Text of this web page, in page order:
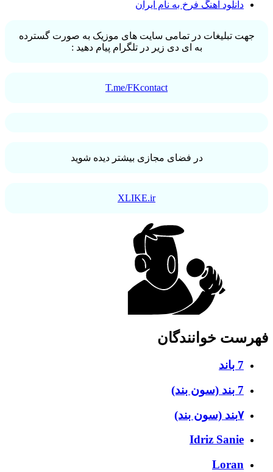
دانلود آهنگ فرخ به نام ایران
جهت تبلیغات در تمامی سایت های موزیک به صورت گسترده
به ای دی زیر در تلگرام پیام دهید :
T.me/FKcontact
در فضای مجازی بیشتر دیده شوید
XLIKE.ir
فهرست خوانندگان
7 باند
7 بند (سون بند)
۷بند (سون بند)
Idriz Sanie
Loran